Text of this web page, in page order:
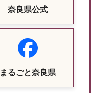
奈良県公式
まるごと奈良県